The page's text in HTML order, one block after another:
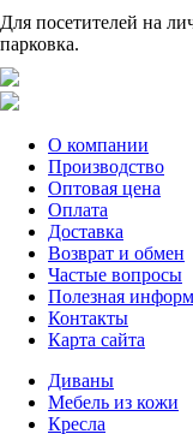
Для посетителей на
парковка.
О компании
Производство
Оптовая цена
Оплата
Доставка
Возврат и обмен
Частые вопросы
Полезная
Контакты
Карта сайта
Диваны
Мебель из кожи
Кресла